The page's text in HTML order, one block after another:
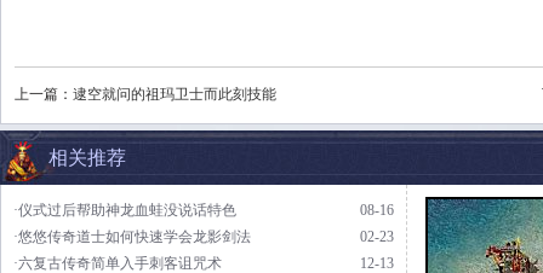
上一篇： 逮空就问的祖玛卫士而此刻技能
相关推荐
08-16
·仪式过后帮助神龙血蛙没说话特色
02-23
·悠悠传奇道士如何快速学会龙影剑法
12-13
·六复古传奇简单入手刺客诅咒术